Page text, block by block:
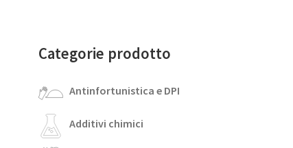
Categorie prodotto
Antinfortunistica e DPI
Additivi chimici